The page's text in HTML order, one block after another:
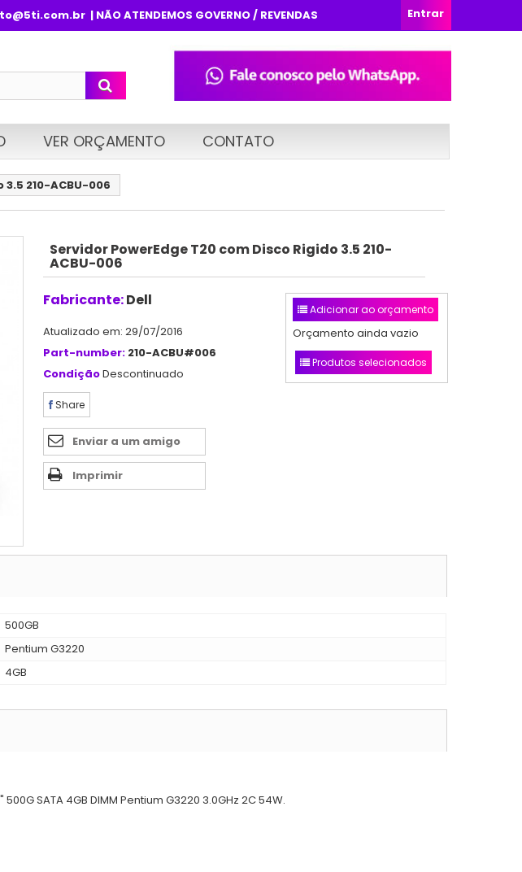
Entrar
| NÃO ATENDEMOS GOVERNO / REVENDAS
VER ORÇAMENTO CONTATO
210-ACBU-006
Servidor PowerEdge T20 com Disco Rigido 3.5 210-
ACBU-006
Fabricante:Dell
Atualizado em: 29/07/2016
Part-number: 210-ACBU#006
CondiçãoDescontinuado
Share
Enviar a um amigo
Imprimir
Adicionar ao orçamento
Orçamento ainda vazio
Produtos selecionados
500GB
Pentium G3220
4GB
SATA 4GB DIMM Pentium G3220 3.0GHz 2C 54W.